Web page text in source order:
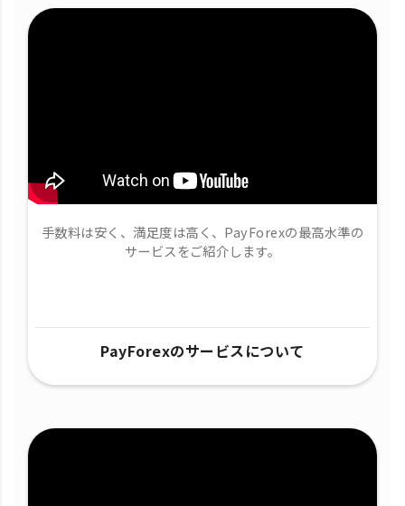
手数料は安く、満足度は高く、PayForexの最高水準の
サービスをご紹介します。
PayForexのサービスについて